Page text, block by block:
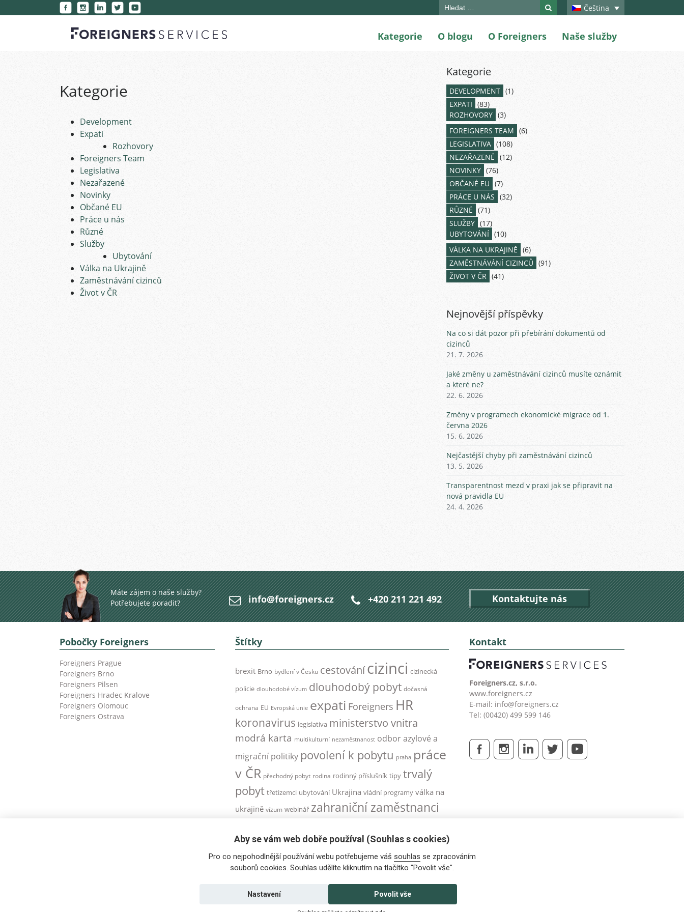
Čeština
Search
Kategorie O blogu O Foreigners Naše služby
Kategorie
Development
Expati
Rozhovory
Foreigners Team
Legislativa
Nezařazené
Novinky
Občané EU
Práce u nás
Různé
Služby
Ubytování
Válka na Ukrajině
Zaměstnávání cizinců
Život v ČR
Kategorie
DEVELOPMENT (1)
EXPATI (83)
ROZHOVORY (3)
FOREIGNERS TEAM (6)
LEGISLATIVA (108)
NEZAŘAZENÉ (12)
NOVINKY (76)
OBČANÉ EU (7)
PRÁCE U NÁS (32)
RŮZNÉ (71)
SLUŽBY (17)
UBYTOVÁNÍ (10)
VÁLKA NA UKRAJINĚ (6)
ZAMĚSTNÁVÁNÍ CIZINCŮ (91)
ŽIVOT V ČR (41)
Nejnovější příspěvky
Na co si dát pozor při přebírání dokumentů od
cizinců
21. 7. 2026
Jaké změny u zaměstnávání cizinců musíte oznámit
a které ne?
22. 6. 2026
Změny v programech ekonomické migrace od 1.
června 2026
15. 6. 2026
Nejčastější chyby při zaměstnávání cizinců
13. 5. 2026
Transparentnost mezd v praxi jak se připravit na
nová pravidla EU
24. 4. 2026
Máte zájem o naše služby?
Potřebujete poradit?
info@foreigners.cz +420 211 221 492 Kontaktujte nás
Pobočky Foreigners
Foreigners Prague
Foreigners Brno
Foreigners Pilsen
Foreigners Hradec Kralove
Foreigners Olomouc
Foreigners Ostrava
Štítky
brexit Brno bydlení v Česku cestovánícizinci cizinecká
policie dlouhodobé vízum dlouhodobý pobyt dočasná
ochrana EU Evropská unie expati Foreigners HR
koronavirus legislativa ministerstvo vnitra
modrá karta multikulturní nezaměstnanost odbor azylové a
migrační politiky povolení k pobytu praha práce
v ČR přechodný pobyt rodina rodinný příslušník tipy trvalý
pobyt třetizemci ubytování Ukrajina vládní programy válka na
ukrajině vízum webinář zahraniční zaměstnanci
zaměstnancizaměstnanecká karta
zaměstnávání cizinců zdravotní pojištění
Česká republika žádost o vízum
Kontakt
Foreigners.cz, s.r.o.
www.foreigners.cz
E-mail: info@foreigners.cz
Tel: (00420) 499 599 146
Aby se vám web dobře používal (Souhlas s cookies)
Pro co nejpohodlnější používání webu potřebujeme váš souhlas se zpracováním
souborů cookies. Souhlas udělíte kliknutím na tlačítko "Povolit vše".
Povolit vše
Nastavení